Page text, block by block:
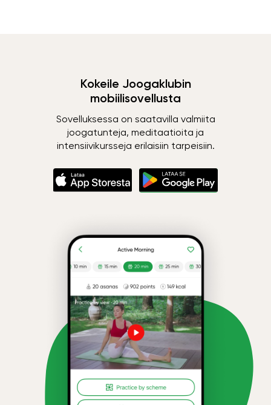
Kokeile Joogaklubin
mobiilisovellusta
Sovelluksessa on saatavilla valmiita
joogatunteja, meditaatioita ja
intensiivikursseja erilaisiin tarpeisiin.